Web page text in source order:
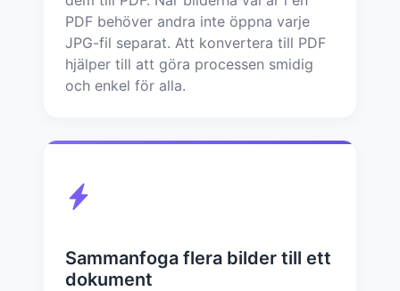
PDF behöver andra inte öppna varje
JPG-fil separat. Att konvertera till PDF
hjälper till att göra processen smidig
och enkel för alla.
Sammanfoga flera bilder till ett
dokument